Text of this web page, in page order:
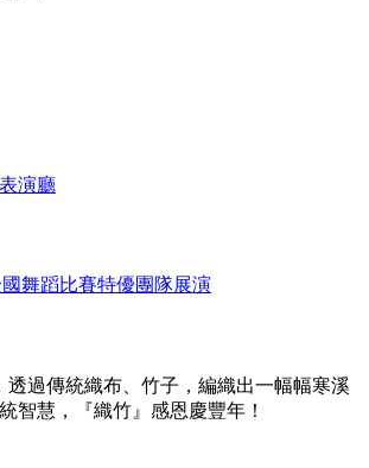
演廳
舞蹈比賽特優團隊展演
透過傳統織布、竹子，編織出一幅幅寒溪
智慧，『織竹』感恩慶豐年！